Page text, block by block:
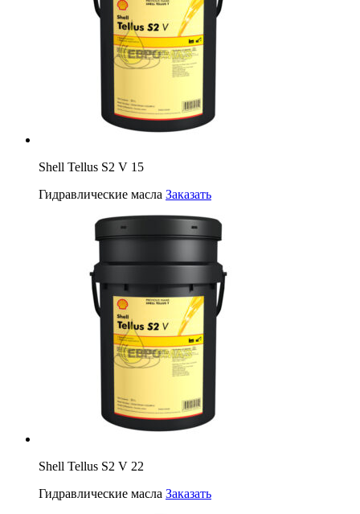
Shell Tellus S2 V 15
Гидравлические масла Заказать
Shell Tellus S2 V 22
Гидравлические масла Заказать